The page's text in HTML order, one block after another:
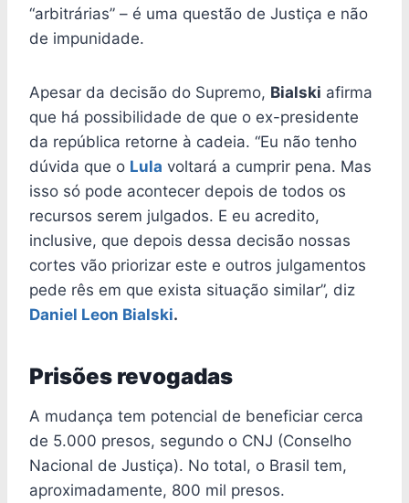
“arbitrárias” – é uma questão de Justiça e não
de impunidade.
Apesar da decisão do Supremo, Bialski afirma
que há possibilidade de que o ex-presidente
da república retorne à cadeia. “Eu não tenho
dúvida que o Lula voltará a cumprir pena. Mas
isso só pode acontecer depois de todos os
recursos serem julgados. E eu acredito,
inclusive, que depois dessa decisão nossas
cortes vão priorizar este e outros julgamentos
pede rês em que exista situação similar”, diz
Daniel Leon Bialski.
Prisões revogadas
A mudança tem potencial de beneficiar cerca
de 5.000 presos, segundo o CNJ (Conselho
Nacional de Justiça). No total, o Brasil tem,
aproximadamente, 800 mil presos.